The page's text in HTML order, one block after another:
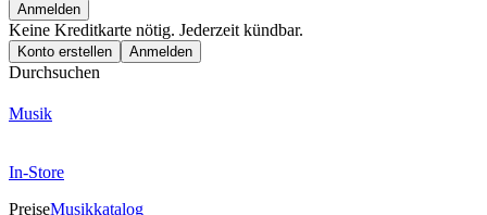
Anmelden
Keine Kreditkarte nötig. Jederzeit kündbar.
Konto erstellen Anmelden
Durchsuchen
Musik
In-Store
PreiseMusikkatalog